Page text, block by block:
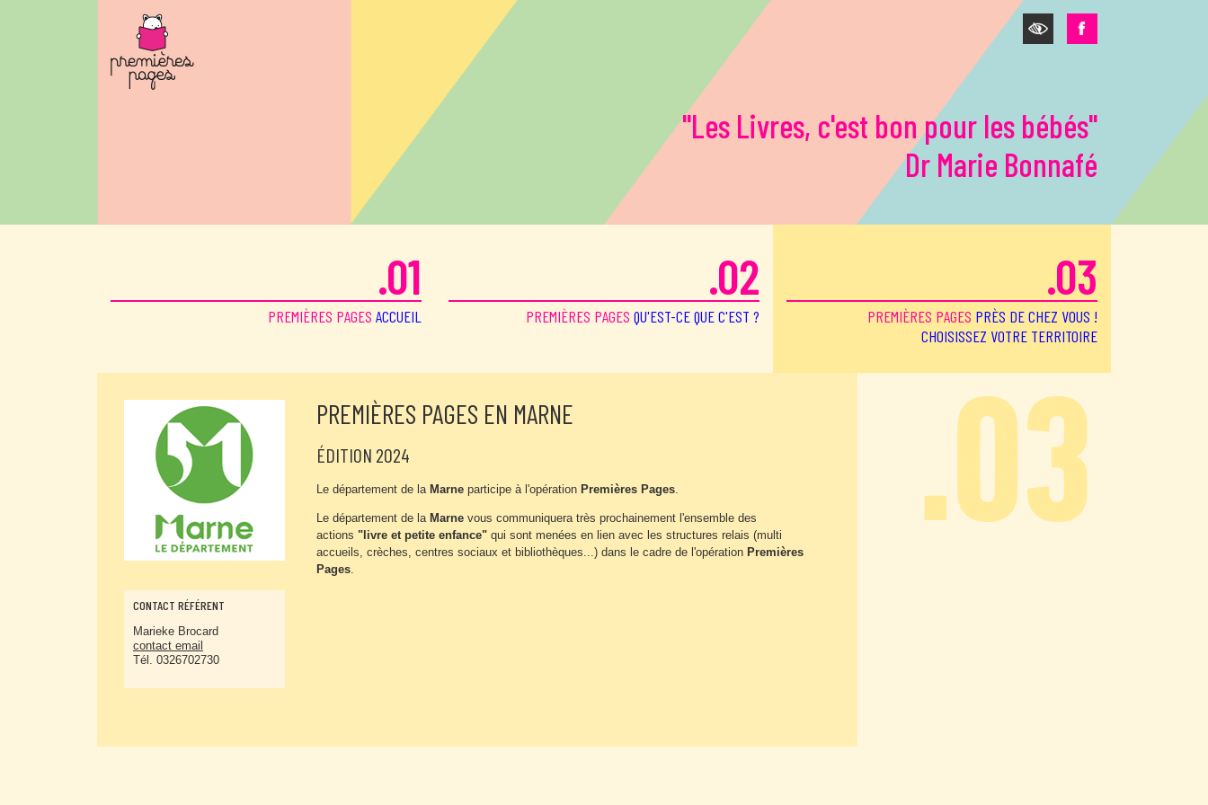
"Les Livres, c'est bon pour les bébés"
Dr Marie Bonnafé
.01
PREMIÈRES PAGES ACCUEIL
.02
PREMIÈRES PAGES QU'EST-CE QUE C'EST ?
.03
PREMIÈRES PAGES PRÈS DE CHEZ VOUS !
CHOISISSEZ VOTRE TERRITOIRE
CONTACT RÉFÉRENT
Marieke Brocard
contact email
Tél. 0326702730
PREMIÈRES PAGES EN MARNE
ÉDITION 2024
Le département de laMarne participe à l'opération Premières Pages.
Le département de la Marne vous communiquera très prochainement l'ensemble des
actions "livre et petite enfance" qui sont menées en lien avec les structures relais (multi
accueils, crèches, centres sociaux et bibliothèques...) dans le cadre de l'opération Premières
Pages.